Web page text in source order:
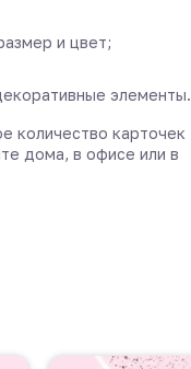
и цвет;
элементы.
количество карточек
дома, в офисе или в